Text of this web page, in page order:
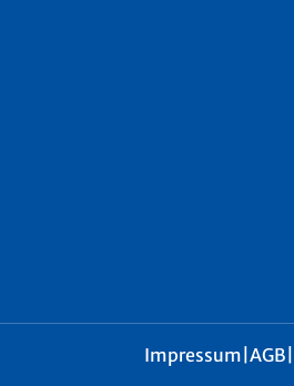
Impressum AGB